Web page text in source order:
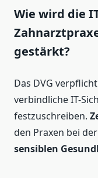
Wie wird die
gestärkt?
Das DVG
verbindliche IT-
festzuschreiben.
den Praxen bei
sensiblen